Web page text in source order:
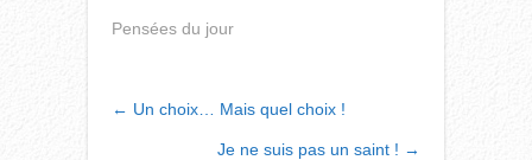
Pensées du jour
POST
NAVIGATION
← Un choix… Mais quel choix !
Je ne suis pas un saint ! →